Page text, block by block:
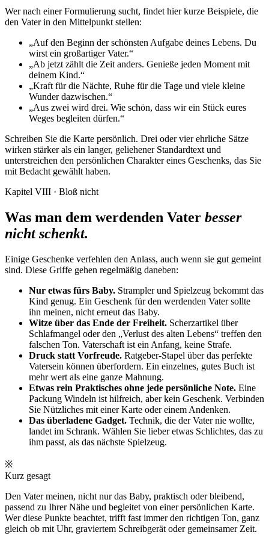
Wer nach einer Formulierung sucht, findet hier kurze Beispiele, die
den Vater in den Mittelpunkt stellen:
„Auf den Beginn der schönsten Aufgabe deines Lebens. Du
wirst ein großartiger Vater.“
„Ab jetzt zählt die Zeit anders. Genieße jeden Moment mit
deinem Kind.“
„Kraft für die Nächte, Ruhe für die Tage und viele kleine
Wunder dazwischen.“
„Aus zwei wird drei. Wie schön, dass wir ein Stück eures
Weges begleiten dürfen.“
Schreiben Sie die Karte persönlich. Drei oder vier ehrliche Sätze
wirken stärker als ein langer, geliehener Standardtext und
unterstreichen den persönlichen Charakter eines Geschenks, das Sie
mit Bedacht gewählt haben.
Kapitel VIII · Bloß nicht
Was man dem werdenden Vater besser
nicht schenkt.
Einige Geschenke verfehlen den Anlass, auch wenn sie gut gemeint
sind. Diese Griffe gehen regelmäßig daneben:
Nur etwas fürs Baby. Strampler und Spielzeug bekommt das
Kind genug. Ein Geschenk für den werdenden Vater sollte
ihn meinen, nicht erneut das Baby.
Witze über das Ende der Freiheit. Scherzartikel über
Schlafmangel oder den „Verlust des alten Lebens“ treffen den
falschen Ton. Vaterschaft ist ein Anfang, keine Strafe.
Druck statt Vorfreude. Ratgeber-Stapel über das perfekte
Vatersein können überfordern. Ein einzelnes, gutes Buch ist
mehr wert als eine ganze Mahnung.
Etwas rein Praktisches ohne jede persönliche Note. Eine
Packung Windeln ist hilfreich, aber kein Geschenk. Verbinden
Sie Nützliches mit einer Karte oder einem Andenken.
Das überladene Gadget. Technik, die der Vater nie wollte,
landet im Schrank. Wählen Sie lieber etwas Schlichtes, das zu
ihm passt, als das nächste Spielzeug.
※
Kurz gesagt
Den Vater meinen, nicht nur das Baby, praktisch oder bleibend,
passend zu Ihrer Nähe und begleitet von einer persönlichen Karte.
Wer diese Punkte beachtet, trifft fast immer den richtigen Ton, ganz
gleich ob mit Uhr, graviertem Schreibgerät oder gemeinsamer Zeit.